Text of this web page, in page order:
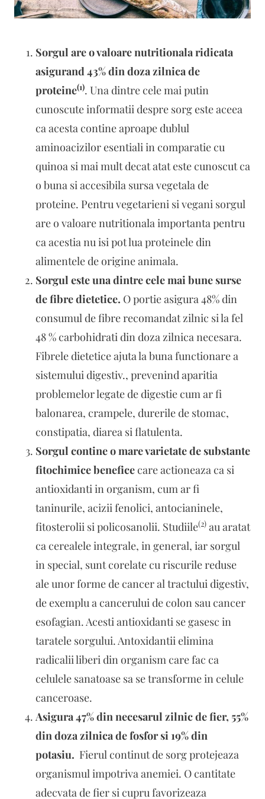
Sorgul are o valoare nutritionala ridicata
asigurand 43% din doza zilnica de
proteine(1). Una dintre cele mai putin
cunoscute informatii despre sorg este aceea
ca acesta contine aproape dublul
aminoacizilor esentiali in comparatie cu
quinoa si mai mult decat atat este cunoscut ca
o buna si accesibila sursa vegetala de
proteine. Pentru vegetarieni si vegani sorgul
are o valoare nutritionala importanta pentru
ca acestia nu isi pot lua proteinele din
alimentele de origine animala.
Sorgul este una dintre cele mai bune surse
de fibre dietetice. O portie asigura 48% din
consumul de fibre recomandat zilnic si la fel
48 % carbohidrati din doza zilnica necesara.
Fibrele dietetice ajuta la buna functionare a
sistemului digestiv., prevenind aparitia
problemelor legate de digestie cum ar fi
balonarea, crampele, durerile de stomac,
constipatia, diarea si flatulenta.
Sorgul contine o mare varietate de substante
fitochimice beneficecare actioneaza ca si
antioxidanti in organism, cum ar fi
taninurile, acizii fenolici, antocianinele,
fitosterolii si policosanolii. Studiile(2) au aratat
ca cerealele integrale, in general, iar sorgul
in special, sunt corelate cu riscurile reduse
ale unor forme de cancer al tractului digestiv,
de exemplu a cancerului de colon sau cancer
esofagian. Acesti antioxidanti se gasesc in
taratele sorgului. Antoxidantii elimina
radicalii liberi din organism care fac ca
celulele sanatoase sa se transforme in celule
canceroase.
Asigura 47% din necesarul zilnic de fier, 55%
din doza zilnica de fosfor si 19% din
potasiu. Fierul continut de sorg protejeaza
organismul impotriva anemiei. O cantitate
adecvata de fier si cupru favorizeaza